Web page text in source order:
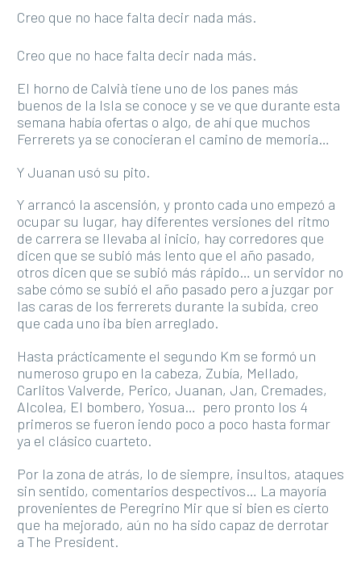
Creo que no hace falta decir nada más.
Creo que no hace falta decir nada más.
El horno de Calvià tiene uno de los panes más
buenos de la Isla se conoce y se ve que durante esta
semana había ofertas o algo, de ahí que muchos
Ferrerets ya se conocieran el camino de memoria…
Y Juanan usó su pito.
Y arrancó la ascensión, y pronto cada uno empezó a
ocupar su lugar, hay diferentes versiones del ritmo
de carrera se llevaba al inicio, hay corredores que
dicen que se subió más lento que el año pasado,
otros dicen que se subió más rápido… un servidor no
sabe cómo se subió el año pasado pero a juzgar por
las caras de los ferrerets durante la subida, creo
que cada uno iba bien arreglado.
Hasta prácticamente el segundo Km se formó un
numeroso grupo en la cabeza, Zubía, Mellado,
Carlitos Valverde, Perico, Juanan, Jan, Cremades,
Alcolea, El bombero, Yosua… pero pronto los 4
primeros se fueron iendo poco a poco hasta formar
ya el clásico cuarteto.
Por la zona de atrás, lo de siempre, insultos, ataques
sin sentido, comentarios despectivos… La mayoría
provenientes de Peregrino Mir que si bien es cierto
que ha mejorado, aún no ha sido capaz de derrotar
a The President.